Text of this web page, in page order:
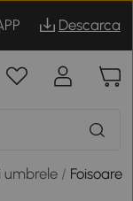
Descarca
umbrele / Foisoare